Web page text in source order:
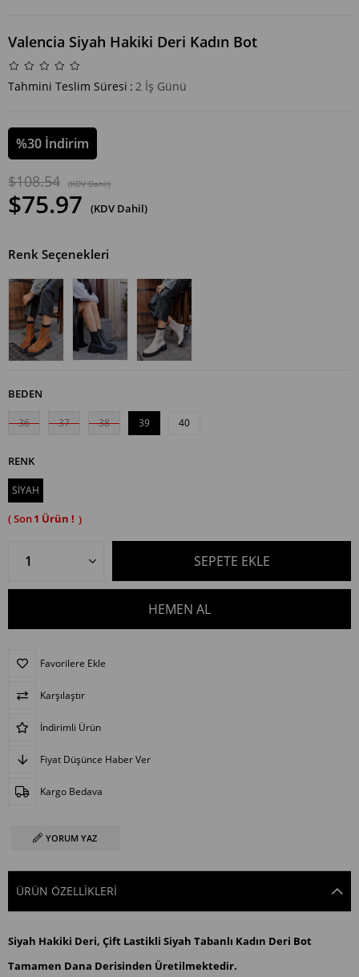
Valencia Siyah Hakiki Deri Kadın Bot
Tahmini Teslim Süresi : 2 İş Günü
%30 İndirim
$108.54 (KDV Dahil)
$75.97 (KDV Dahil)
Renk Seçenekleri
BEDEN
1
36 37 38 39 40
RENK
SİYAH
Favorilere Ekle
Karşılaştır
İndirimli Ürün
Fiyat Düşünce Haber Ver
Kargo Bedava
YORUM YAZ
ÜRÜN ÖZELLIKLERI
Siyah Hakiki Deri, Çift Lastikli Siyah Tabanlı Kadın Deri Bot
Tamamen Dana Derisinden Üretilmektedir.